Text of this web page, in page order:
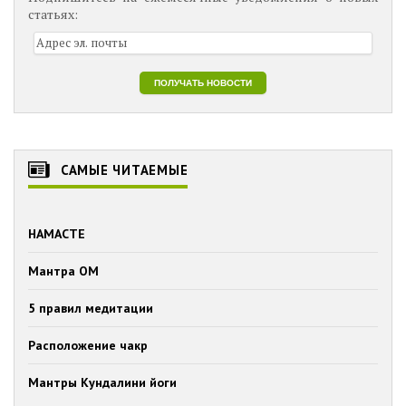
статьях:
САМЫЕ ЧИТАЕМЫЕ
НАМАСТЕ
Мантра ОМ
5 правил медитации
Расположение чакр
Мантры Кундалини йоги